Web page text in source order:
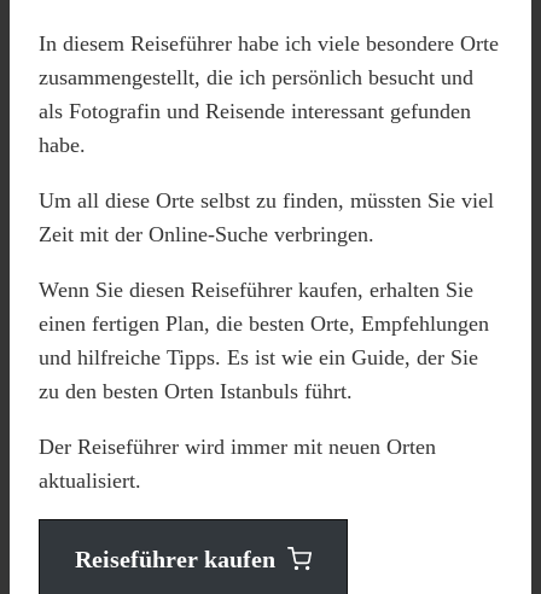
In diesem Reiseführer habe ich viele besondere Orte
zusammengestellt, die ich persönlich besucht und
als Fotografin und Reisende interessant gefunden
habe.
Um all diese Orte selbst zu finden, müssten Sie viel
Zeit mit der Online-Suche verbringen.
Wenn Sie diesen Reiseführer kaufen, erhalten Sie
einen fertigen Plan, die besten Orte, Empfehlungen
und hilfreiche Tipps. Es ist wie ein Guide, der Sie
zu den besten Orten Istanbuls führt.
Der Reiseführer wird immer mit neuen Orten
aktualisiert.
Reiseführer kaufen